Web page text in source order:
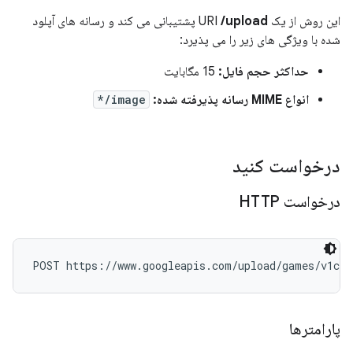
این روش از یک URI /upload
پشتیبانی می کند و رسانه های آپلود
شده با ویژگی های زیر را می پذیرد:
حداکثر حجم فایل:
انواع MIME رسانه پذیرفته شده:
image/*
درخواست کنید
درخواست HTTP
POST https://www.googleapis.com/upload/games/
پارامترها